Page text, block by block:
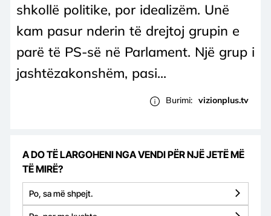
shkollë politike, por idealizëm. Unë
kam pasur nderin të drejtoj grupin e
parë të PS-së në Parlament. Një grup i
jashtëzakonshëm, pasi...
Burimi: vizionplus.tv
A DO TË LARGOHENI NGA VENDI PËR NJË JETË MË
TË MIRË?
Po, sa më shpejt.